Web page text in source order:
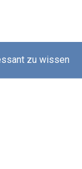
zu wissen